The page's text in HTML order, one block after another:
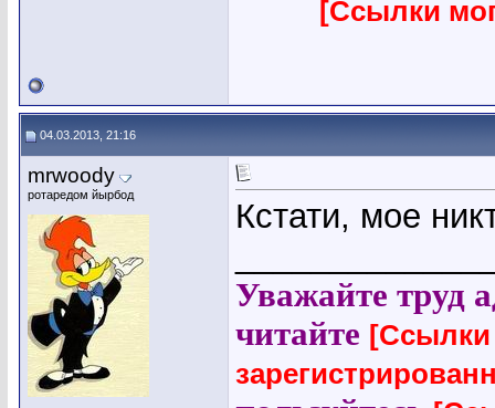
[Ссылки
04.03.2013, 21:16
mrwoody
ротаредом йырбод
Кстати, мое
Уважайте труд
читайте [Ссылки